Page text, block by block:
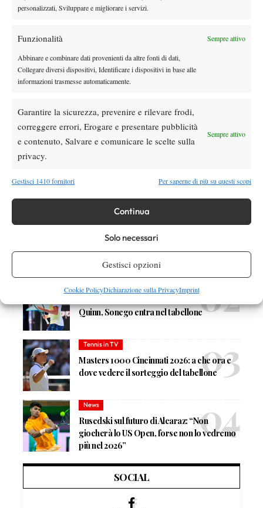
personalizzati, Sviluppare e migliorare i servizi.
Funzionalità Sempre attivo
Abbinare e combinare dati provenienti da altre fonti di dati,
Collegare diversi dispositivi, Identificare i dispositivi in base alle
informazioni trasmesse automaticamente.
Garantire la sicurezza, prevenire e rilevare frodi,
correggere errori, Erogare e presentare pubblicità
e contenuto, Salvare e comunicare le scelte sulla
privacy.
Sempre attivo
Gestisci 1410 fornitori Per saperne di più su questi scopi
Continua
Solo necessari
Gestisci opzioni
Cookie PolicyDichiarazione sulla PrivacyImprint
la volontà è di continuare a consolidare il lavoro svolto sin qui e
di diamante Mattia Bellucci, passando per tutti gli altri, ci
diventare la nostra stagione più vincente di sempre”.
DI TENDENZA
Atp News
Masters 1000 Montreal 2026:
Bolelli/Vavassori fuori al primo turno
Quinn, Sonego entra nel tabellone
Tennis in TV
Masters 1000 Cincinnati 2026: a che ora e
dove vedere il sorteggio del tabellone
News
Rusedski sul futuro di Alcaraz: “Non
giocherà lo US Open, forse non lo vedremo
più nel 2026”
SOCIAL